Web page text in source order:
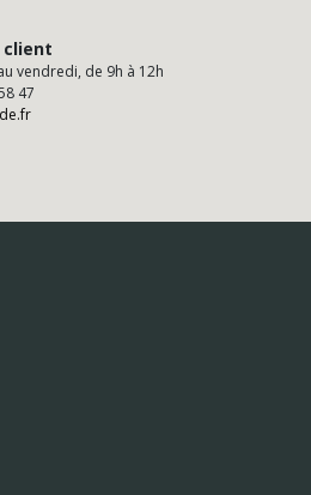
client
vendredi, de 9h à 12h
47